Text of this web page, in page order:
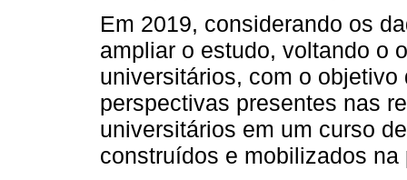
Em 2019, considerando os
ampliar o estudo, voltando o
universitários, com o
perspectivas presentes nas
universitários em um curso
construídos e mobilizados